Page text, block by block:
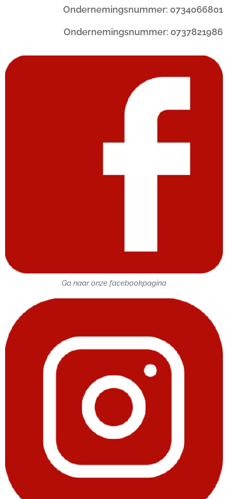
Ondernemingsnummer: 0734066801
Ondernemingsnummer: 0737821986
Ga naar onze facebookpagina